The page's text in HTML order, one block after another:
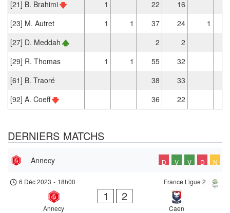
[21] B. Brahimi 1 22
16
[23] M. Autret
1 1 37 24
1
[27] D. Meddah
2
2
[29] R. Thomas
1 1 55
32
[61] B. Traoré
38
33
[92] A. Coeff
36 22
DERNIERS MATCHS
Annecy D V V D N
France Ligue 2
6 Déc 2023 - 18h00
Annecy
1 2
Caen